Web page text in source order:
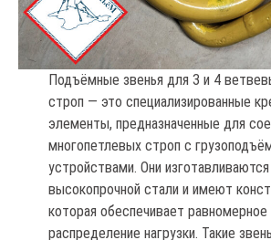
Подъёмные звенья для 3 и 4
строп — это специализированные
элементы, предназначенные для
многопетлевых строп с
устройствами. Они изготавливаются
высокопрочной стали и имеют
которая обеспечивает равномерное
распределение нагрузки. Такие